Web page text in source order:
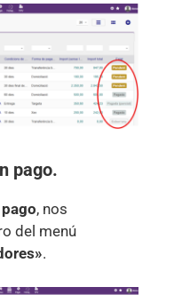
pago.
pago, nos
del menú
».